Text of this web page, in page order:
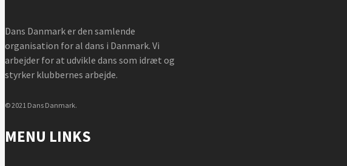
Dans Danmark er den samlende
organisation for al dans i Danmark. Vi
arbejder for at udvikle dans som idræt og
styrker klubbernes arbejde.
© 2021 Dans Danmark.
MENU LINKS